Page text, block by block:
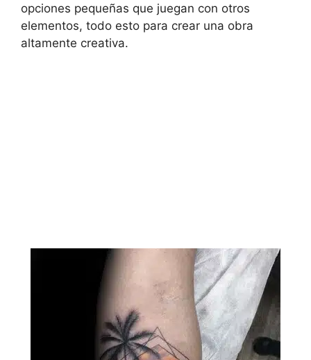
opciones pequeñas que juegan con otros
elementos, todo esto para crear una obra
altamente creativa.